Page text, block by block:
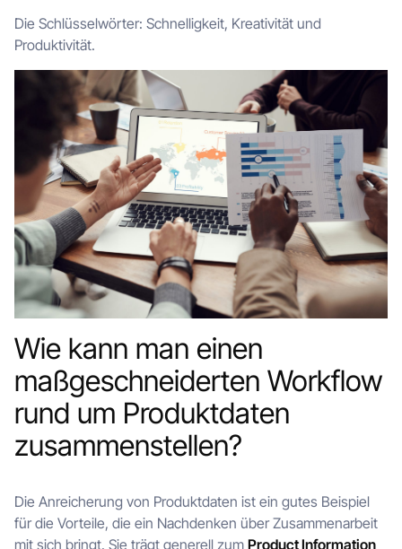
Die Schlüsselwörter: Schnelligkeit, Kreativität und
Produktivität.
Wie kann man einen
maßgeschneiderten Workflow
rund um Produktdaten
zusammenstellen?
Die Anreicherung von Produktdaten ist ein gutes Beispiel
für die Vorteile, die ein Nachdenken über Zusammenarbeit
mit sich bringt. Sie trägt generell zum Product Information